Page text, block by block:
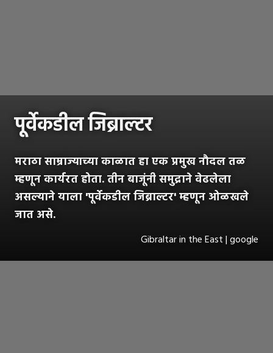
पूर्वेकडील जिब्राल्टर
मराठा साम्राज्याच्या काळात हा एक प्रमुख नौदल तळ
म्हणून कार्यरत होता. तीन बाजूंनी समुद्राने वेढलेला
असल्याने याला 'पूर्वेकडील जिब्राल्टर' म्हणून ओळखले
जात असे.
Gibraltar in the East | google